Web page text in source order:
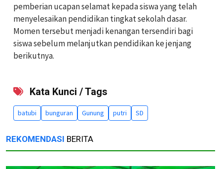
pemberian ucapan selamat kepada siswa yang telah
menyelesaikan pendidikan tingkat sekolah dasar.
Momen tersebut menjadi kenangan tersendiri bagi
siswa sebelum melanjutkan pendidikan ke jenjang
berikutnya.
Kata Kunci / Tags
batubi bunguran Gunung putri SD
REKOMENDASI BERITA